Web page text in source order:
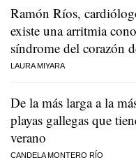
Ramón Ríos,
existe una arritmia
síndrome del corazón
LAURA MIYARA
De la más larga a la
playas gallegas que
verano
CANDELA MONTERO RÍO